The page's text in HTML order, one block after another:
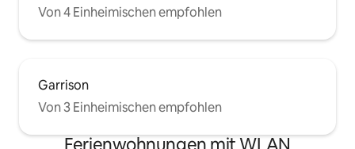
Von 4 Einheimischen empfohlen
Garrison
Von 3 Einheimischen empfohlen